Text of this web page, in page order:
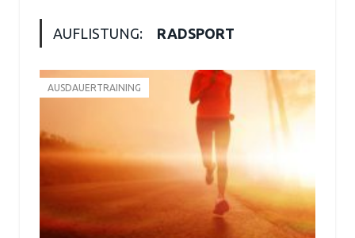
AUFLISTUNG: RADSPORT
AUSDAUERTRAINING